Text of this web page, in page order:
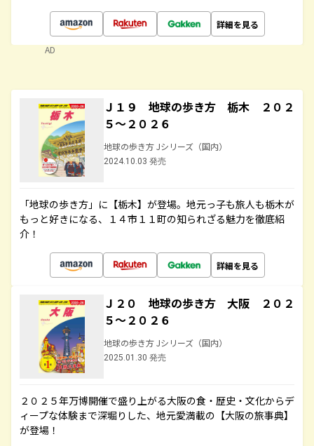
詳細を見る
AD
Ｊ１９ 地球の歩き方 栃木 ２０２
５～２０２６
地球の歩き方 Jシリーズ（国内）
2024.10.03 発売
「地球の歩き方」に【栃木】が登場。地元っ子も旅人も栃木が
もっと好きになる、１４市１１町の知られざる魅力を徹底紹
介！
詳細を見る
Ｊ２０ 地球の歩き方 大阪 ２０２
５～２０２６
地球の歩き方 Jシリーズ（国内）
2025.01.30 発売
２０２５年万博開催で盛り上がる大阪の食・歴史・文化からデ
ィープな体験まで深堀りした、地元愛満載の【大阪の旅事典】
が登場！